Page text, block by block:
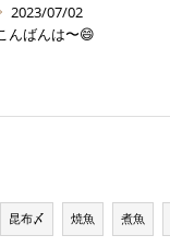
2023/07/02
んばんは〜😄
昆布〆 焼魚 煮魚